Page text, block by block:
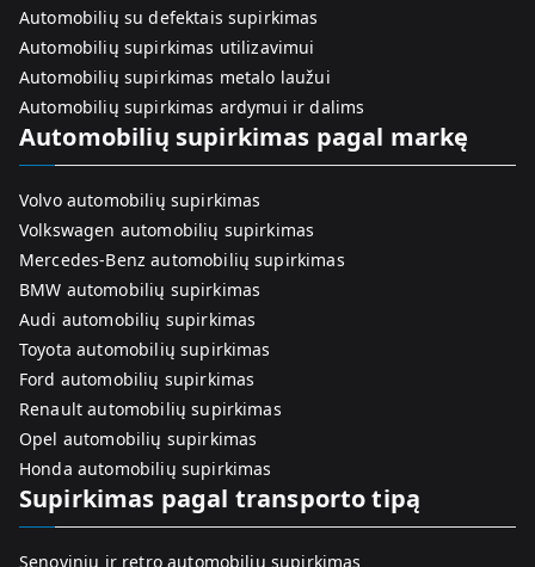
Automobilių su defektais supirkimas
Automobilių supirkimas utilizavimui
Automobilių supirkimas metalo laužui
Automobilių supirkimas ardymui ir dalims
Automobilių supirkimas pagal markę
Volvo automobilių supirkimas
Volkswagen automobilių supirkimas
Mercedes-Benz automobilių supirkimas
BMW automobilių supirkimas
Audi automobilių supirkimas
Toyota automobilių supirkimas
Ford automobilių supirkimas
Renault automobilių supirkimas
Opel automobilių supirkimas
Honda automobilių supirkimas
Supirkimas pagal transporto tipą
Senovinių ir retro automobilių supirkimas